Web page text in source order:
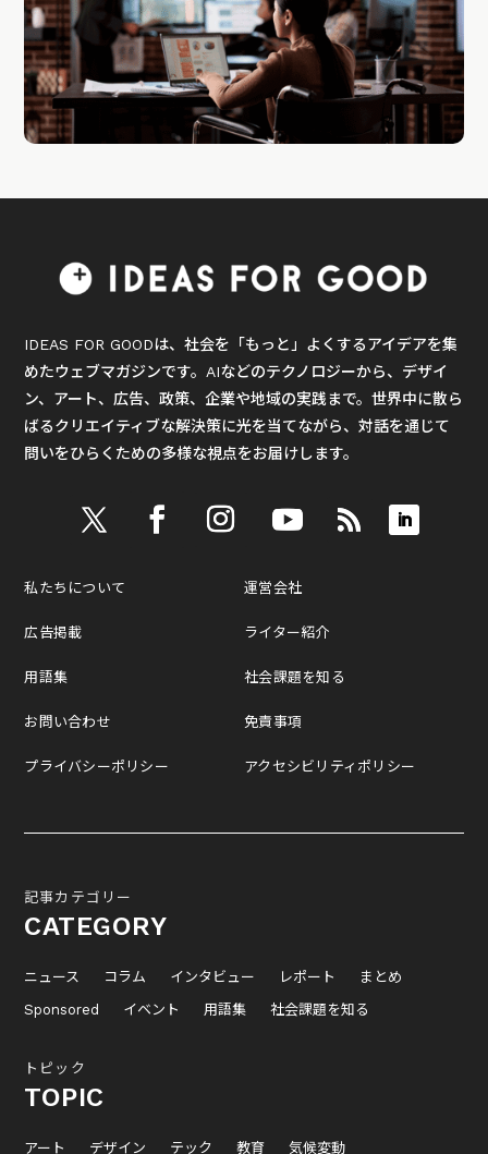
IDEAS FOR GOODは、社会を「もっと」よくするアイデアを集
めたウェブマガジンです。AIなどのテクノロジーから、デザイ
ン、アート、広告、政策、企業や地域の実践まで。世界中に散ら
ばるクリエイティブな解決策に光を当てながら、対話を通じて
問いをひらくための多様な視点をお届けします。
私たちについて
広告掲載
用語集
お問い合わせ
プライバシーポリシー
運営会社
ライター紹介
社会課題を知る
免責事項
アクセシビリティポリシー
記事カテゴリー
CATEGORY
ニュース コラム インタビュー レポート
まとめ
Sponsored
イベント 用語集 社会課題を知る
トピック
TOPIC
アート デザイン テック 教育 気候変動